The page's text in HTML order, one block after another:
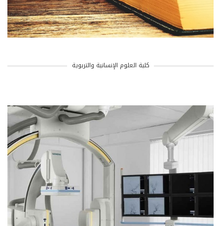
كلية العلوم الإنسانية والتربوية